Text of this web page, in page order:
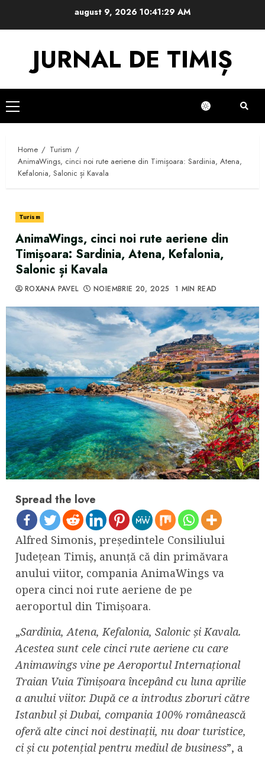
august 9, 2026 10:41:30 AM
JURNAL DE TIMIȘ
Primary
Menu
Home
Turism
AnimaWings, cinci noi rute aeriene din Timișoara: Sardinia, Atena,
Kefalonia, Salonic și Kavala
Turism
AnimaWings, cinci noi rute aeriene din
Timișoara: Sardinia, Atena, Kefalonia,
Salonic și Kavala
ROXANA PAVEL NOIEMBRIE 20, 2025 1 MIN READ
Spread the love
Alfred Simonis, președintele Consiliului
Județean Timiș, anunță că din primăvara
anului viitor, compania AnimaWings va
opera cinci noi rute aeriene de pe
aeroportul din Timișoara.
„Sardinia, Atena, Kefalonia, Salonic și Kavala.
Acestea sunt cele cinci rute aeriene cu care
Animawings vine pe Aeroportul Internațional
Traian Vuia Timișoara începând cu luna aprilie
a anului viitor. După ce a introdus zboruri către
Istanbul și Dubai, compania 100% românească
oferă alte cinci noi destinații, nu doar turistice,
ci și cu potențial pentru mediul de business”, a